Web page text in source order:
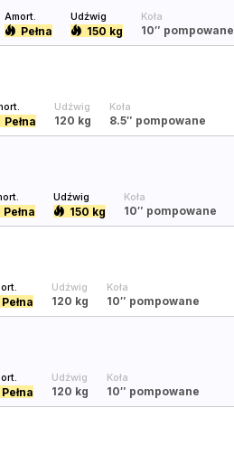
Amort.
Pełna
Udźwig
150 kg
Koła
10″ pompowane
Pełna
Udźwig
120 kg
Koła
8.5″ pompowane
Pełna
Udźwig
150 kg
Koła
10″ pompowane
Pełna
Udźwig
120 kg
Koła
10″ pompowane
Pełna
Udźwig
120 kg
Koła
10″ pompowane